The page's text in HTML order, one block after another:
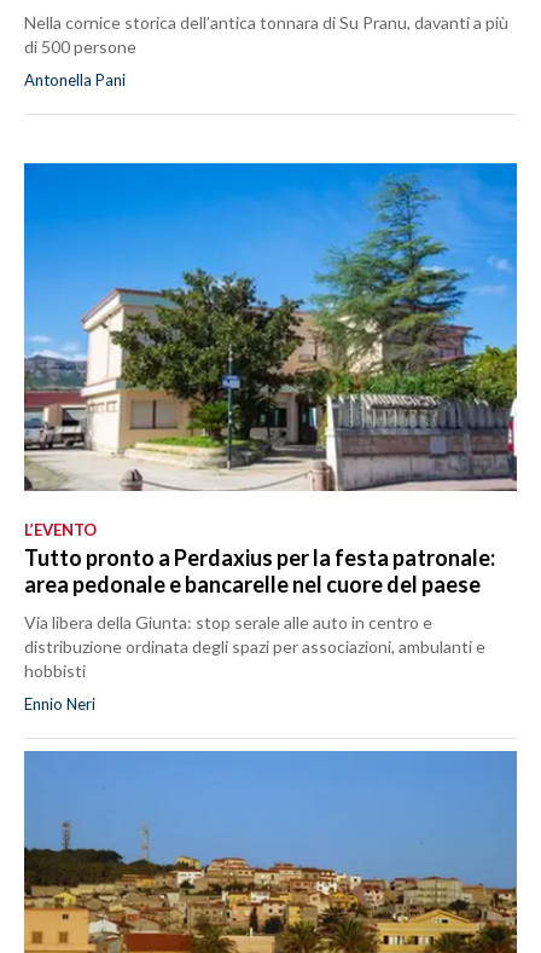
Nella cornice storica dell’antica tonnara di Su Pranu, davanti a più
di 500 persone
Antonella Pani
L’EVENTO
Tutto pronto a Perdaxius per la festa patronale:
area pedonale e bancarelle nel cuore del paese
Via libera della Giunta: stop serale alle auto in centro e
distribuzione ordinata degli spazi per associazioni, ambulanti e
hobbisti
Ennio Neri